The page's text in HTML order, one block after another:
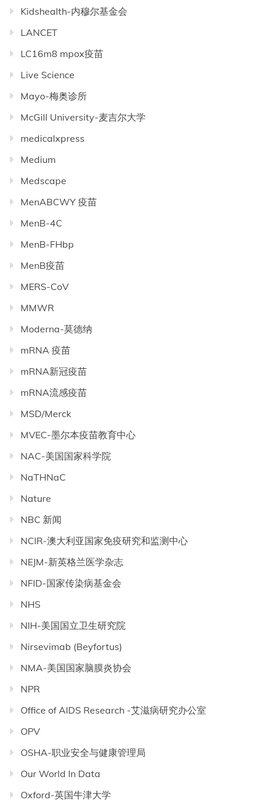
Kidshealth-内穆尔基金会
LANCET
LC16m8 mpox疫苗
Live Science
Mayo-梅奥诊所
McGill University-麦吉尔大学
medicalxpress
Medium
Medscape
MenABCWY 疫苗
MenB-4C
MenB-FHbp
MenB疫苗
MERS-CoV
MMWR
Moderna-莫德纳
mRNA 疫苗
mRNA新冠疫苗
mRNA流感疫苗
MSD/Merck
MVEC-墨尔本疫苗教育中心
NAC-美国国家科学院
NaTHNaC
Nature
NBC 新闻
NCIR-澳大利亚国家免疫研究和监测中心
NEJM-新英格兰医学杂志
NFID-国家传染病基金会
NHS
NIH-美国国立卫生研究院
Nirsevimab (Beyfortus)
NMA-美国国家脑膜炎协会
NPR
Office of AIDS Research -艾滋病研究办公室
OPV
OSHA-职业安全与健康管理局
Our World In Data
Oxford-英国牛津大学